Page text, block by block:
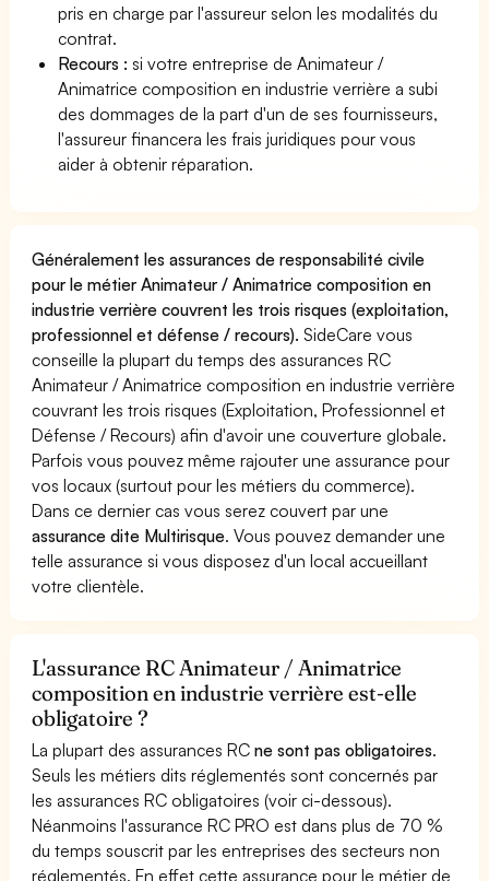
pris en charge par l'assureur selon les modalités du
contrat.
Recours : si votre entreprise de Animateur /
Animatrice composition en industrie verrière a subi
des dommages de la part d'un de ses fournisseurs,
l'assureur financera les frais juridiques pour vous
aider à obtenir réparation.
Généralement les assurances de responsabilité civile
pour le métier Animateur / Animatrice composition en
industrie verrière couvrent les trois risques (exploitation,
professionnel et défense / recours). SideCare vous
conseille la plupart du temps des assurances RC
Animateur / Animatrice composition en industrie verrière
couvrant les trois risques (Exploitation, Professionnel et
Défense / Recours) afin d'avoir une couverture globale.
Parfois vous pouvez même rajouter une assurance pour
vos locaux (surtout pour les métiers du commerce).
Dans ce dernier cas vous serez couvert par une
assurance dite Multirisque. Vous pouvez demander une
telle assurance si vous disposez d'un local accueillant
votre clientèle.
L'assurance RC Animateur / Animatrice
composition en industrie verrière est-elle
obligatoire ?
La plupart des assurances RCne sont pas obligatoires.
Seuls les métiers dits réglementés sont concernés par
les assurances RC obligatoires (voir ci-dessous).
Néanmoins l'assurance RC PRO est dans plus de 70 %
du temps souscrit par les entreprises des secteurs non
réglementés. En effet cette assurance pour le métier de